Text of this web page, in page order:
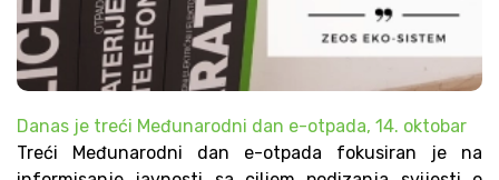
Danas je treći Međunarodni dan e-otpada, 14. oktobar
Treći Međunarodni dan e-otpada fokusiran je na